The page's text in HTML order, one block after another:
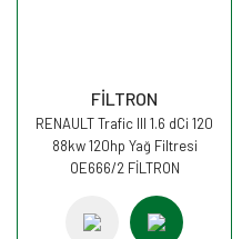
FİLTRON
RENAULT Trafic III 1.6 dCi 120
88kw 120hp Yağ Filtresi
OE666/2 FİLTRON